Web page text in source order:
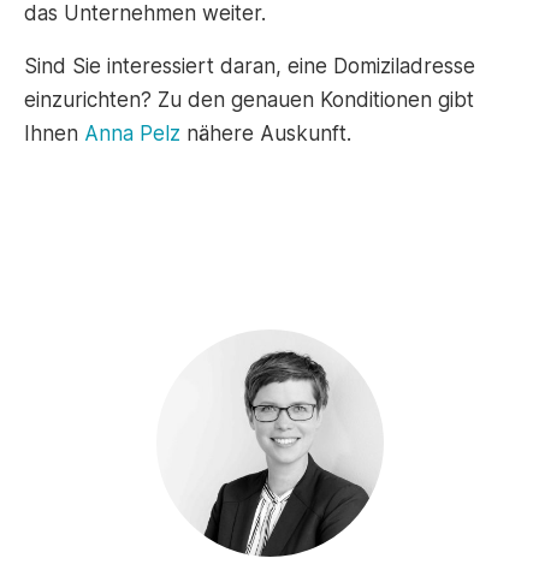
das Unternehmen weiter.
Sind Sie interessiert daran, eine Domiziladresse
einzurichten? Zu den genauen Konditionen gibt
Ihnen Anna Pelz nähere Auskunft.